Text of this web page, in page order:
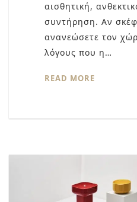
αισθητική,
συντήρηση. Αν
ανανεώσετε τον
λόγους που η…
READ MORE